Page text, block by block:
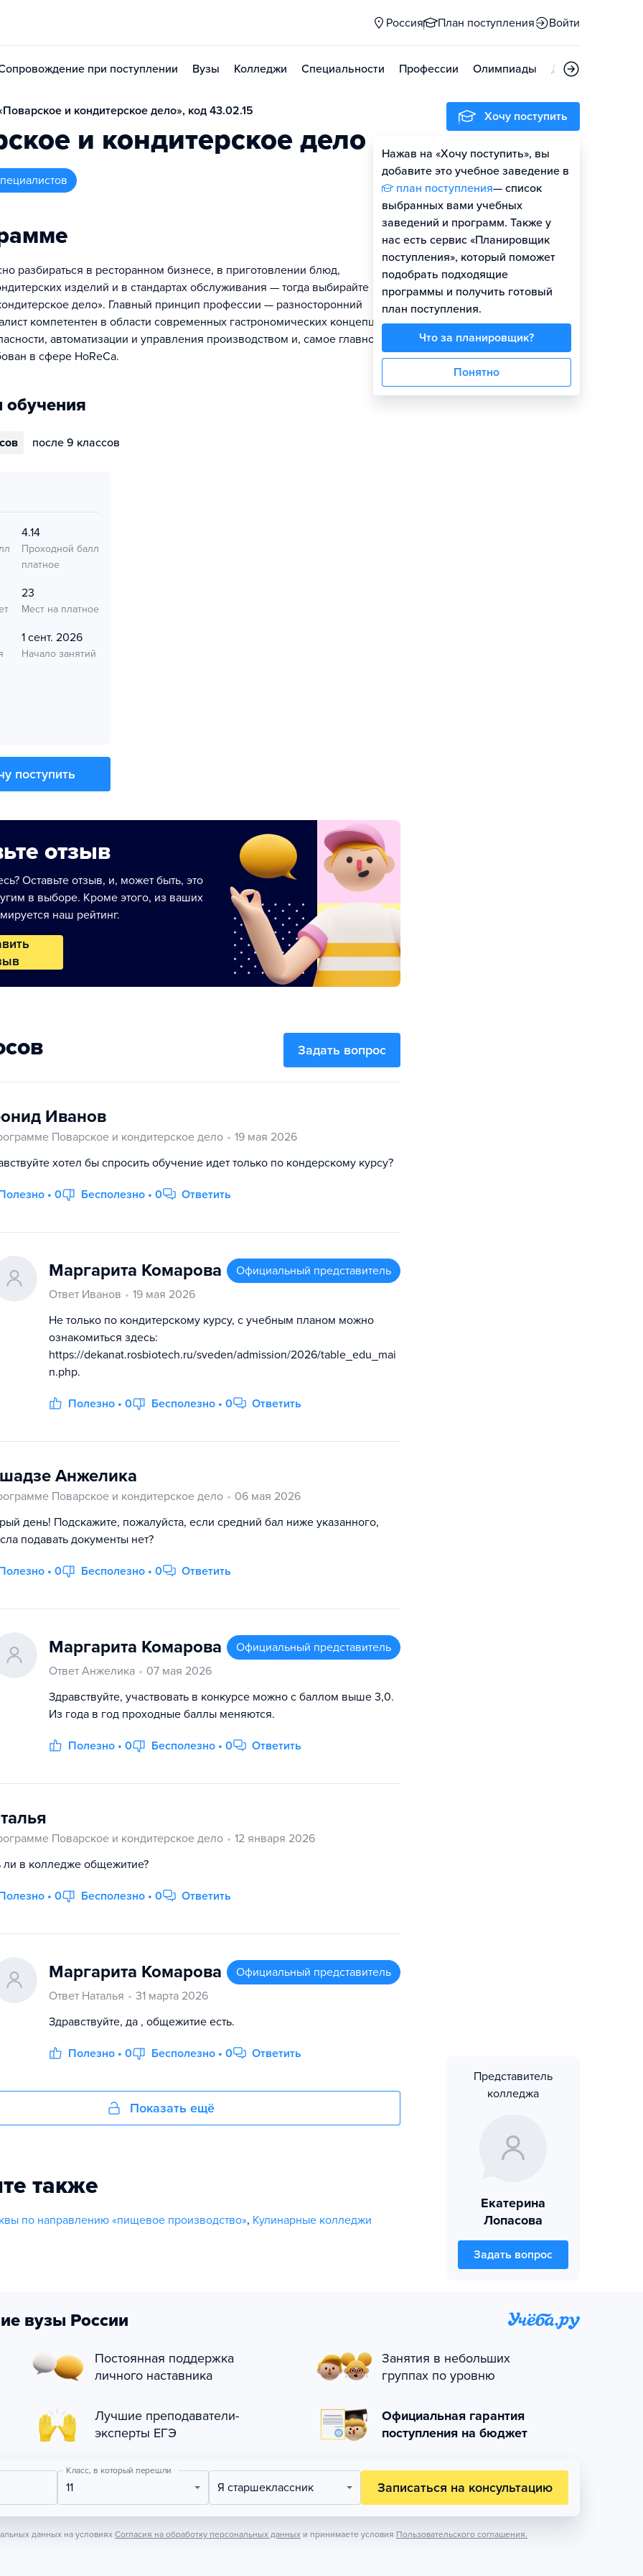
Россия План поступления Войти
при поступлении Вузы Колледжи Специальности Профессии Олимпиады Дни открытых
и кондитерское дело», код 43.02.15
и кондитерское дело
разбираться в ресторанном бизнесе, в приготовлении блюд,
изделий и в стандартах обслуживания — тогда выбирайте
дело». Главный принцип профессии — разносторонний
компетентен в области современных гастрономических концепций,
автоматизации и управления производством и, самое главное,
в сфере HoReCa.
обучения
после 9 классов
4.14
Проходной балл
платное
23
Мест на платное
1 сент. 2026
Начало занятий
поступить
отзыв
Оставьте отзыв, и, может быть, это
в выборе. Кроме этого, из ваших
наш рейтинг.
Задать вопрос
Иванов
Поварское и кондитерское дело
19 мая 2026
хотел бы спросить обучение идет только по кондерскому курсу?
• 0 Бесполезно • 0 Ответить
Маргарита Комарова
Официальный представитель
Ответ Иванов
19 мая 2026
Не только по кондитерскому курсу, с учебным планом можно
ознакомиться здесь:
https://dekanat.rosbiotech.ru/sveden/admission/2026/table_edu_mai
n.php.
Полезно • 0 Бесполезно • 0 Ответить
Анжелика
Поварское и кондитерское дело
06 мая 2026
день! Подскажите, пожалуйста, если средний бал ниже указанного,
подавать документы нет?
• 0 Бесполезно • 0 Ответить
Маргарита Комарова
Официальный представитель
Ответ Анжелика
07 мая 2026
Здравствуйте, участвовать в конкурсе можно с баллом выше 3,0.
Из года в год проходные баллы меняются.
Полезно • 0 Бесполезно • 0 Ответить
Поварское и кондитерское дело
12 января 2026
ли в колледже общежитие?
• 0 Бесполезно • 0 Ответить
Маргарита Комарова
Официальный представитель
Ответ Наталья
31 марта 2026
Здравствуйте, да , общежитие есть.
Полезно • 0 Бесполезно • 0 Ответить
Показать ещё
также
по направлению «пищевое производство», Кулинарные колледжи
Хочу поступить
Нажав на «Хочу поступить», вы
добавите это учебное заведение в
план поступления— список
выбранных вами учебных
заведений и программ. Также у
нас есть сервис «Планировщик
поступления», который поможет
подобрать подходящие
программы и получить готовый
план поступления.
Что за планировщик?
Понятно
Представитель
колледжа
Екатерина
Лопасова
Задать вопрос
вузы России
Постоянная поддержка
личного наставника
Занятия в небольших
группах по уровню
Лучшие преподаватели-
эксперты ЕГЭ
Официальная гарантия
поступления на бюджет
Класс, в который перешли
11 Я старшеклассник Записаться на консультацию
данных на условиях Согласия на обработку персональных данных и принимаете условия Пользовательского соглашения.